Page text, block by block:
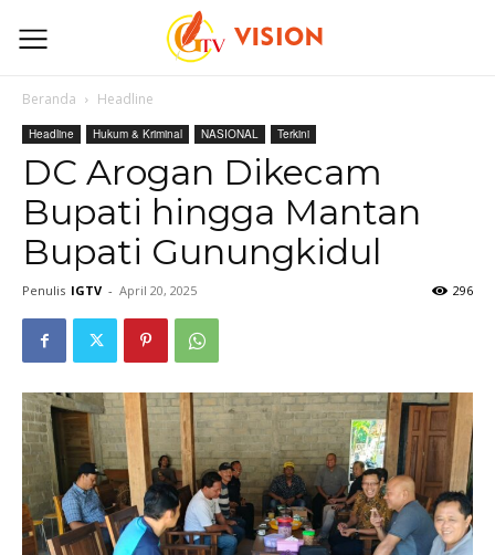
Beranda Headline
Headline Hukum & Kriminal NASIONAL Terkini
DC Arogan Dikecam
Bupati hingga Mantan
Bupati Gunungkidul
Penulis IGTV - April 20, 2025 296